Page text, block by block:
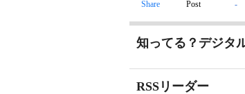
Share Post -
知ってる？デジタ
RSSリーダー